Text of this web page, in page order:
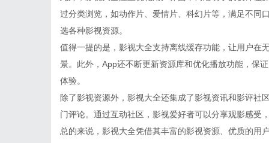
过分类浏览，如动作片、爱情片、科幻片等，满足不同
选各种影视资源。
值得一提的是，影视大全支持离线缓存功能，让用户在
景。此外，App还不断更新资源库和优化播放功能，保
体验。
除了影视资源外，影视大全还集成了影视资讯和影评社
门评论。通过互动社区，影视爱好者可以分享观影感受
总的来说，影视大全凭借其丰富的影视资源、优质的用